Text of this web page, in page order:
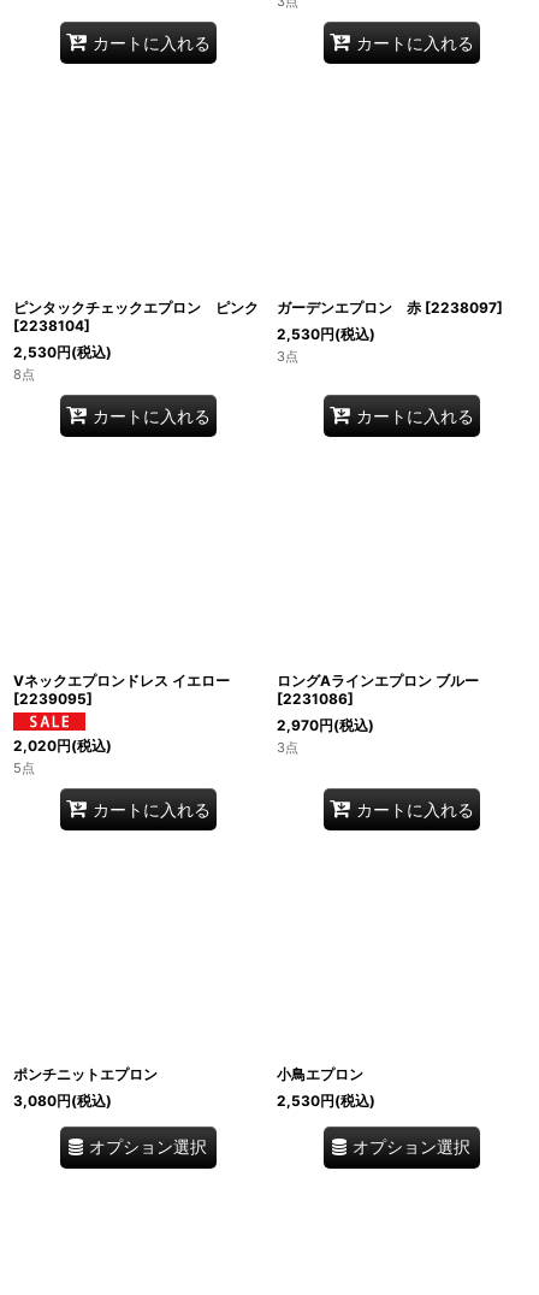
カートに入れる カートに入れる
ピンタックチェックエプロン ピンク
[2238104]
2,530円(税込)
8点
カートに入れる
ガーデンエプロン 赤 [2238097]
2,530円(税込)
3点
カートに入れる
Vネックエプロンドレス イエロー
[2239095]
2,020円(税込)
5点
カートに入れる
ロングAラインエプロン ブルー
[2231086]
2,970円(税込)
3点
カートに入れる
ポンチニットエプロン
3,080円(税込)
オプション選択
小鳥エプロン
2,530円(税込)
オプション選択